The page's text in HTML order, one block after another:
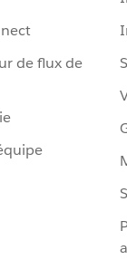
de flux de